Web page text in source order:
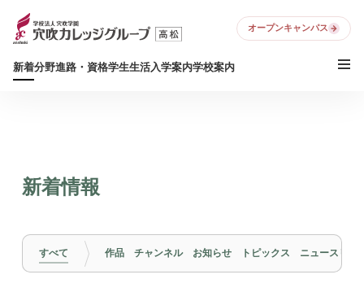
新着分野進路・資格学生生活入学案内学校案内
オープンキャンパス
新着情報
すべて 作品 チャンネル お知らせ トピックス ニュースリリ